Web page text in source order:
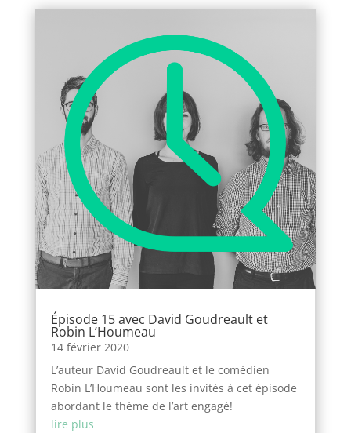
Épisode 15 avec David Goudreault et
Robin L’Houmeau
14 février 2020
L’auteur David Goudreault et le comédien
Robin L’Houmeau sont les invités à cet épisode
abordant le thème de l’art engagé!
lire plus